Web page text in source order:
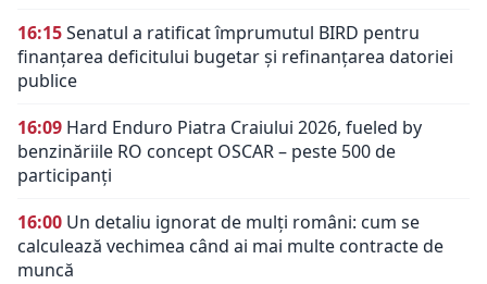
16:15Senatul a ratificat împrumutul BIRD pentru
finanțarea deficitului bugetar și refinanțarea datoriei
publice
16:09 Hard Enduro Piatra Craiului 2026, fueled by
benzinăriile RO concept OSCAR – peste 500 de
participanți
16:00 Un detaliu ignorat de mulți români: cum se
calculează vechimea când ai mai multe contracte de
muncă